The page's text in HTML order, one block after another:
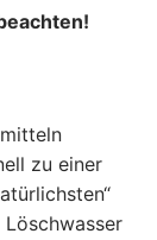
zu einer